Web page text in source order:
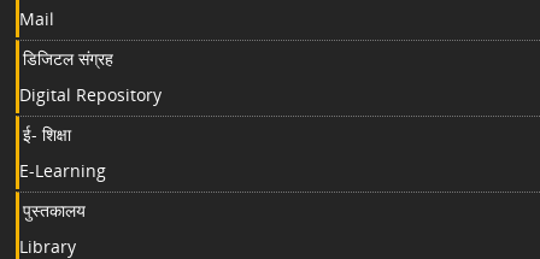
Mail
डिजिटल संग्रह
Digital Repository
ई- शिक्षा
E-Learning
पुस्तकालय
Library